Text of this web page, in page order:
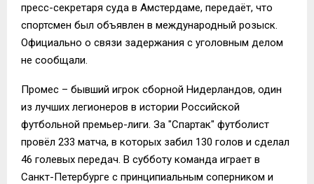
пресс-секретаря суда в Амстердаме, передаёт, что
спортсмен был объявлен в международный розыск.
Официально о связи задержания с уголовным делом
не сообщали.
Промес – бывший игрок сборной Нидерландов, один
из лучших легионеров в истории Российской
футбольной премьер-лиги. За "Спартак" футболист
провёл 233 матча, в которых забил 130 голов и сделал
46 голевых передач. В субботу команда играет в
Санкт-Петербурге с принципиальным соперником и